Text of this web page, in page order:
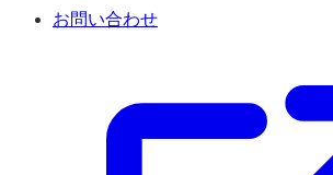
お問い合わせ